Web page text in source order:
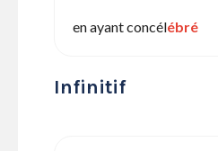
en ayant concélébré
Infinitif